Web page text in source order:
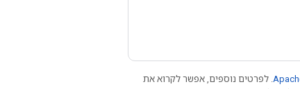
. לפרטים נוספים, אפשר לקרוא את